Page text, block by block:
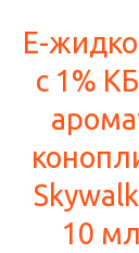
E-
с 1%
10 мл